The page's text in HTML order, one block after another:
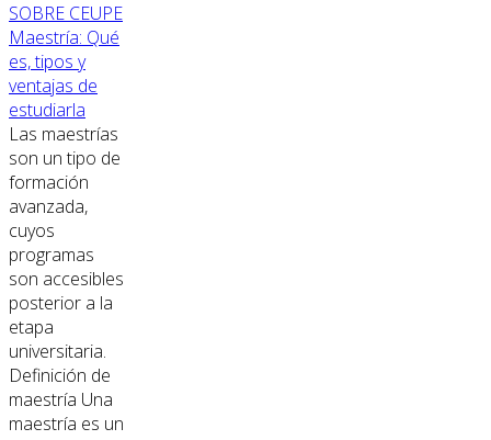
SOBRE CEUPE
Maestría: Qué
es, tipos y
ventajas de
estudiarla
Las maestrías
son un tipo de
formación
avanzada,
cuyos
programas
son accesibles
posterior a la
etapa
universitaria.
Definición de
maestría Una
maestría es un